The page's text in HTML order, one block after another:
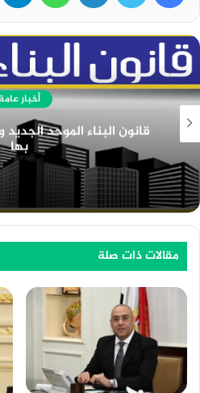
أخبار
دور ادارة الموارد البشرية
مقالات ذات صلة